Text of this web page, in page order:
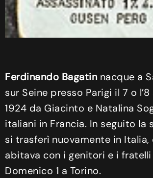
Ferdinando Bagatin nacque a
sur Seine presso Parigi il 7 o
1924 da Giacinto e Natalina
italiani in Francia. In seguito la
si trasferì nuovamente in Italia,
abitava con i genitori e i fratelli
Domenico 1 a Torino.